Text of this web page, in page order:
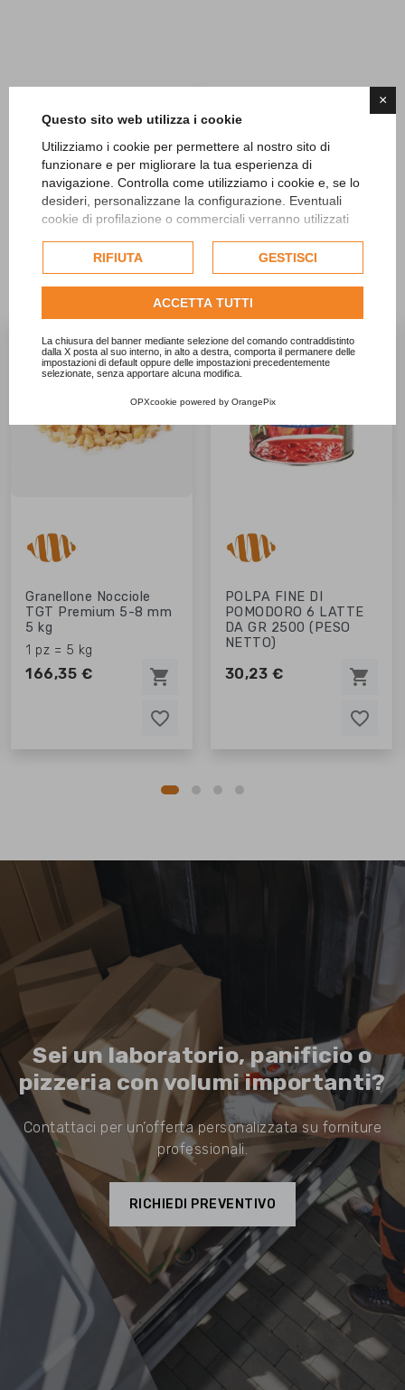
×
Questo sito web utilizza i cookie
Utilizziamo i cookie per permettere al nostro sito di
funzionare e per migliorare la tua esperienza di
navigazione. Controlla come utilizziamo i cookie e, se lo
desideri, personalizzane la configurazione. Eventuali
cookie di profilazione o commerciali verranno utilizzati
dell'utente e, se consentito, potrebbero essere utilizzati
per personalizzare gli annunci pubblicitari. Per ulteriori
informazioni su come Google utilizza i dati raccolti,
politica sulla privacy di Google
Consulta l'informativa cookie completa.
RIFIUTA GESTISCI
ACCETTA TUTTI
La chiusura del banner mediante selezione del comando contraddistinto
dalla X posta al suo interno, in alto a destra, comporta il permanere delle
impostazioni di default oppure delle impostazioni precedentemente
selezionate, senza apportare alcuna modifica.
OPXcookie powered by OrangePix
SCOPRI TUTTI I PRODOTTI
DOLCINGREDIENTS

favorite_border
favorite_border
favorite_border
Granellone Nocciole
TGT Premium 5-8 mm
5 kg
1 pz = 5 kg
166,35 € shopping_cart

favorite_border
favorite_border
favorite_border
POLPA FINE DI
POMODORO 6 LATTE
DA GR 2500 (PESO
NETTO)
30,23 € shopping_cart
Sei un laboratorio, panificio o
pizzeria con volumi importanti?
Contattaci per un’offerta personalizzata su forniture
professionali.
RICHIEDI PREVENTIVO